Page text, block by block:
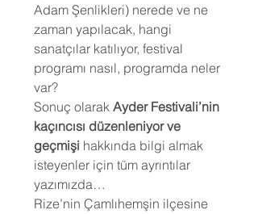
Adam Şenlikleri) nerede ve ne
zaman yapılacak, hangi
sanatçılar katılıyor, festival
programı nasıl, programda neler
var?
Sonuç olarak Ayder Festivali’nin
kaçıncısı düzenleniyor ve
geçmişi hakkında bilgi almak
isteyenler için tüm ayrıntılar
yazımızda…
Rize’nin Çamlıhemşin ilçesine